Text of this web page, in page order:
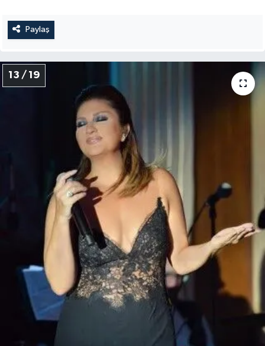
Paylaş
13 / 19